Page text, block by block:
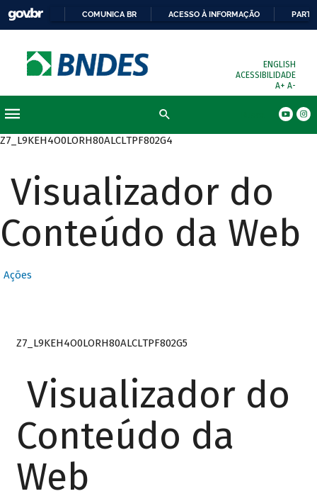
COMUNICA BR ACESSO À INFORMAÇÃO
ENGLISH
ACESSIBILIDADE
A+ A-
Z7_L9KEH4O0LORH80ALCLTPF802G4
Visualizador do
Conteúdo da Web
Ações
Z7_L9KEH4O0LORH80ALCLTPF802G5
Visualizador do
Conteúdo da
Web